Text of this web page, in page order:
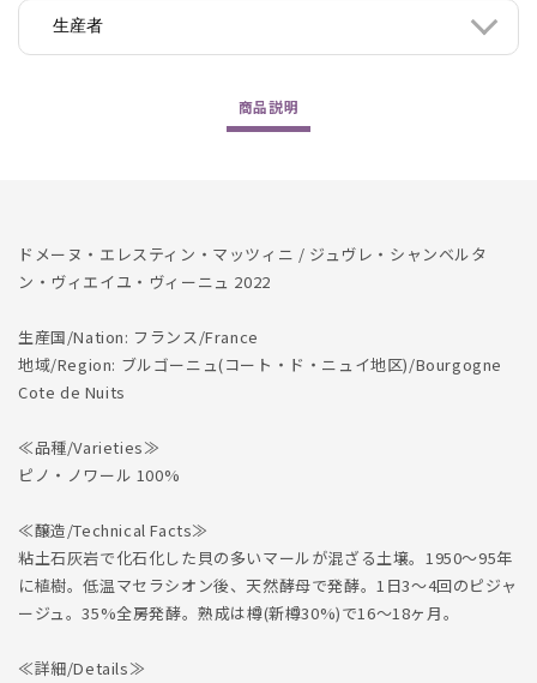
Gevrey
生産者
商品説明
ドメーヌ・エレスティン・マッツィニ / ジュヴレ・シャンベルタ
ン・ヴィエイユ・ヴィーニュ 2022
生産国/Nation: フランス/France
地域/Region: ブルゴーニュ(コート・ド・ニュイ地区)/Bourgogne
Cote de Nuits
≪品種/Varieties≫
ピノ・ノワール 100%
≪醸造/Technical Facts≫
粘土石灰岩で化石化した貝の多いマールが混ざる土壌。1950～95年
に植樹。低温マセラシオン後、天然酵母で発酵。1日3～4回のピジャ
ージュ。35%全房発酵。熟成は樽(新樽30%)で16～18ヶ月。
≪詳細/Details≫